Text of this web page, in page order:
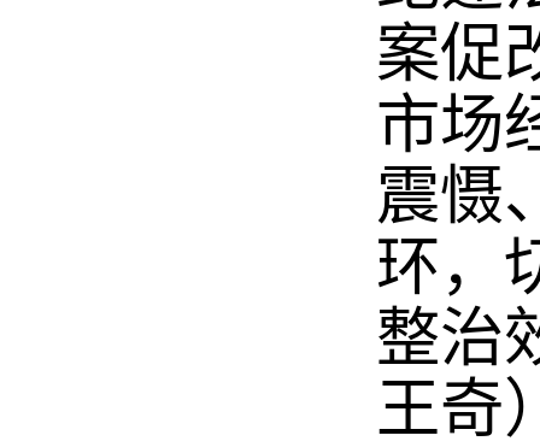
案促
市场
震慑
环，
整治
王奇